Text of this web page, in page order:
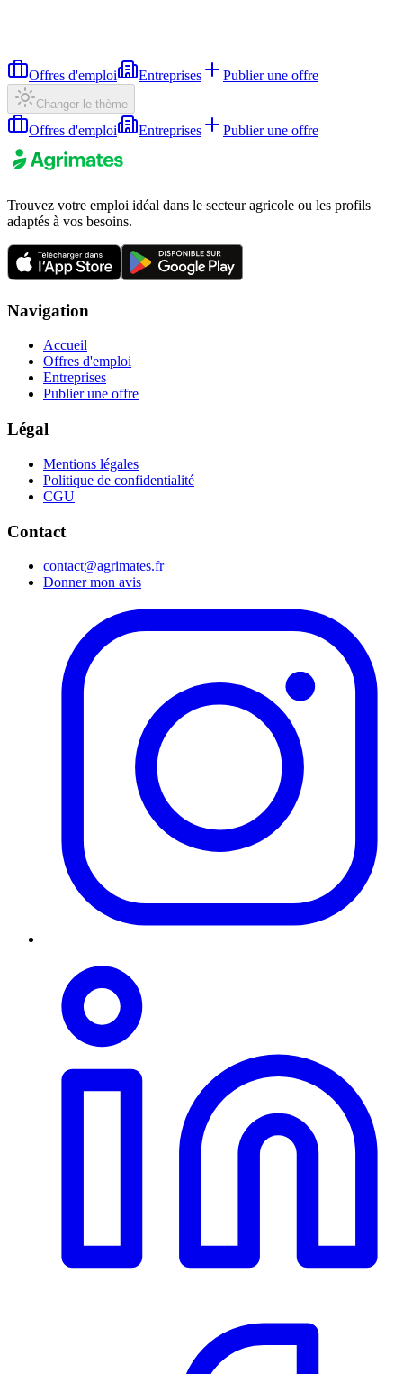
Offres d'emploi Entreprises Publier une offre
Changer le thème
Offres d'emploi Entreprises Publier une offre
Trouvez votre emploi idéal dans le secteur agricole ou les profils
adaptés à vos besoins.
Navigation
Accueil
Offres d'emploi
Entreprises
Publier une offre
Légal
Mentions légales
Politique de confidentialité
CGU
Contact
contact@agrimates.fr
Donner mon avis